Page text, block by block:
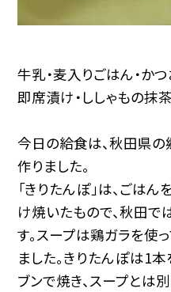
牛乳・麦入りごはん・か
即席漬け・ししゃもの抹
今日の給食は、秋田県の
作りました。
「きりたんぽ」は、ごは
け焼いたもので、秋田
す。スープは鶏ガラを使
ました。きりたんぽは1
ブンで焼き、スープとは